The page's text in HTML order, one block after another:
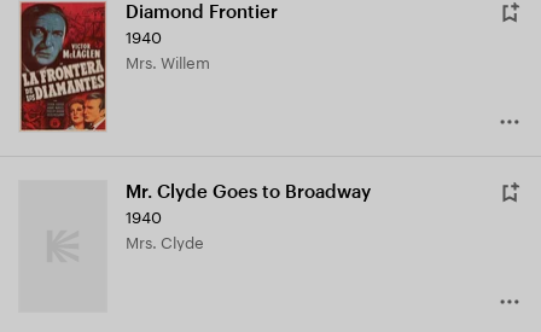
Diamond Frontier
1940
Mrs. Willem
Mr. Clyde Goes to Broadway
1940
Mrs. Clyde